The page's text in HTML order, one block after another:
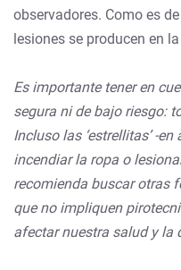
observadores. Como es
lesiones se producen en
Es importante tener en
segura ni de bajo riesgo:
Incluso las ‘estrellitas’ -
incendiar la ropa o
recomienda buscar otras
que no impliquen
afectar nuestra salud y la